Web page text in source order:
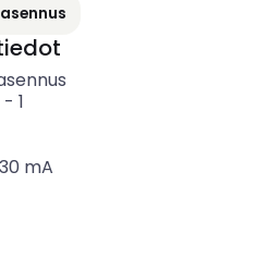
- 1
30 mA